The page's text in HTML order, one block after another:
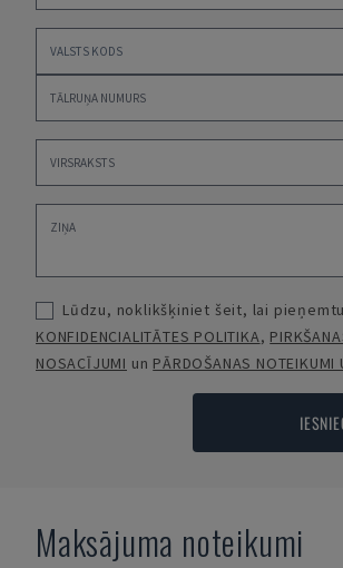
Lūdzu, noklikšķiniet šeit, lai
KONFIDENCIALITĀTES POLITIKA,
NOSACĪJUMI un PĀRDOŠANAS NOTEIKUMI
Maksājuma noteikumi